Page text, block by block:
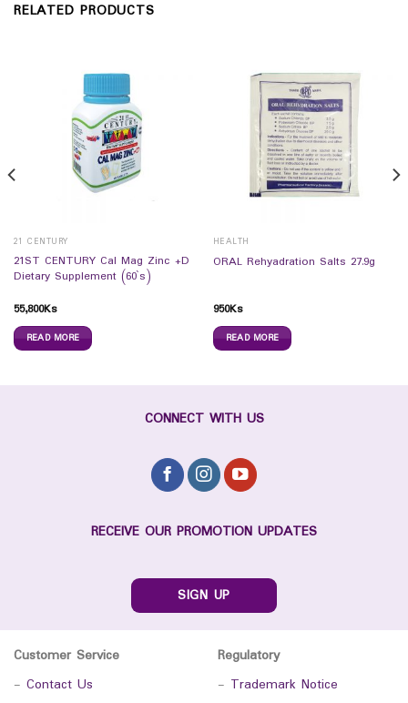
RELATED PRODUCTS
21 CENTURY
21ST CENTURY Cal Mag Zinc +D
Dietary Supplement (60`s)
55,800Ks
READ MORE
HEALTH
ORAL Rehyadration Salts 27.9g
950Ks
READ MORE
CONNECT WITH US
RECEIVE OUR PROMOTION UPDATES
SIGN UP
Customer Service
- Contact Us
Regulatory
- Trademark Notice